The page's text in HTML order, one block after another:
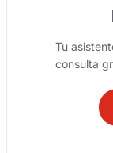
Tu
consulta